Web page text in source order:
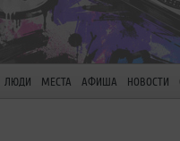
ЛЮДИ МЕСТА АФИША НОВОСТИ